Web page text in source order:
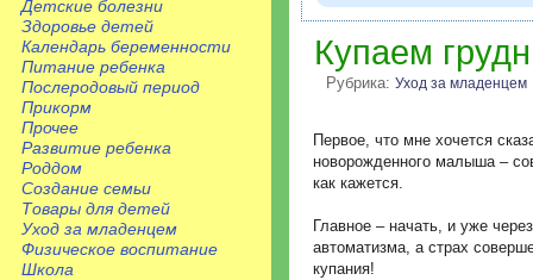
Детские болезни
Здоровье детей
Календарь беременности
Питание ребенка
Послеродовый период
Прикорм
Прочее
Развитие ребенка
Роддом
Создание семьи
Товары для детей
Уход за младенцем
Физическое воспитание
Школа
Купаем
Рубрика: Уход за младенцем
Первое, что мне хочется
новорожденного малыша –
как кажется.
Главное – начать, и уже
автоматизма, а страх
купания!